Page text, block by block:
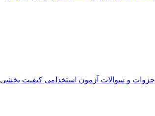
جزوات و سوالات آزمون استخدامی کیفیت بخشی